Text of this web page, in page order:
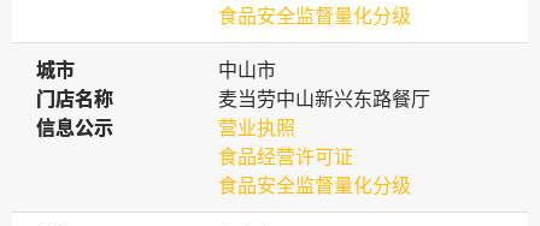
食品安全监督量化分级
城市
城市
中山市
门店名称
门店名称
麦当劳中山新兴东路餐厅
信息公示
信息公示
营业执照
食品经营许可证
食品安全监督量化分级